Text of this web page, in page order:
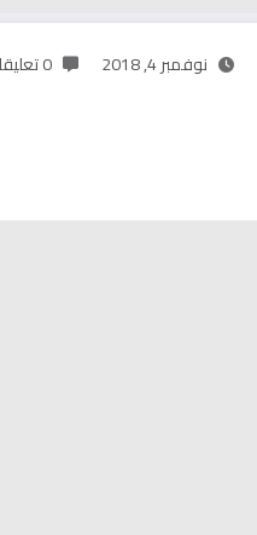
نوفمبر 4, 2018 0 تعليقات